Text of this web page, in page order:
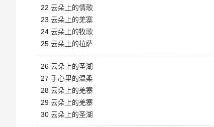
22 云朵上的情歌
23 云朵上的羌寨
24 云朵上的牧歌
25 云朵上的拉萨
26 云朵上的圣湖
27 手心里的温柔
28 云朵上的羌寨
29 云朵上的羌寨
30 云朵上的圣湖